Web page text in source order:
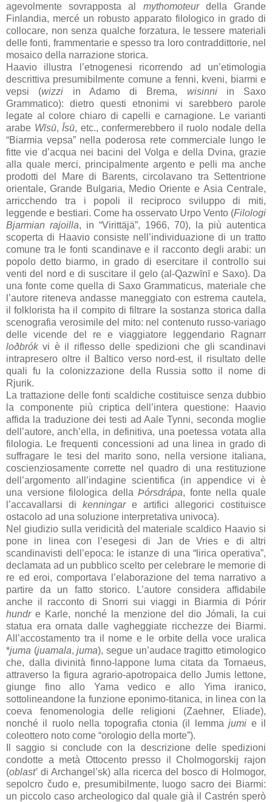
agevolmente sovrapposta al mythomoteurdella Grande
Finlandia, mercé un robusto apparato filologico in grado di
collocare, non senza qualche forzatura, le tessere materiali
delle fonti, frammentarie e spesso tra loro contraddittorie, nel
mosaico della narrazione storica.
Haavio illustra l’etnogenesi ricorrendo ad un’etimologia
descrittiva presumibilmente comune a fenni, kveni, biarmi e
vepsi (wizzi in Adamo di Brema, wisinni in Saxo
Grammatico): dietro questi etnonimi vi sarebbero parole
legate al colore chiaro di capelli e carnagione. Le varianti
arabe Wīsū, Īsū, etc., confermerebbero il ruolo nodale della
“Biarmia vepsa” nella poderosa rete commerciale lungo le
fitte vie d’acqua nei bacini del Volga e della Dvina, grazie
alla quale merci, principalmente argento e pelli ma anche
prodotti del Mare di Barents, circolavano tra Settentrione
orientale, Grande Bulgaria, Medio Oriente e Asia Centrale,
arricchendo tra i popoli il reciproco sviluppo di miti,
leggende e bestiari. Come ha osservato Urpo Vento (Filologi
Bjarmian rajoilla, in “Virittäjä”, 1966, 70), la più autentica
scoperta di Haavio consiste nell’individuazione di un tratto
comune tra le fonti scandinave e il racconto degli arabi: un
popolo detto biarmo, in grado di esercitare il controllo sui
venti del nord e di suscitare il gelo (al-Qazwīnī e Saxo). Da
una fonte come quella di Saxo Grammaticus, materiale che
l’autore riteneva andasse maneggiato con estrema cautela,
il folklorista ha il compito di filtrare la sostanza storica dalla
scenografia verosimile del mito: nel contenuto russo-variago
delle vicende del re e viaggiatore leggendario Ragnarr
loðbrókvi è il riflesso delle spedizioni che gli scandinavi
intrapresero oltre il Baltico verso nord-est, il risultato delle
quali fu la colonizzazione della Russia sotto il nome di
Rjurik.
La trattazione delle fonti scaldiche costituisce senza dubbio
la componente più criptica dell’intera questione: Haavio
affida la traduzione dei testi ad Aale Tynni, seconda moglie
dell’autore, anch’ella, in definitiva, una poetessa votata alla
filologia. Le frequenti concessioni ad una linea in grado di
suffragare le tesi del marito sono, nella versione italiana,
coscienziosamente corrette nel quadro di una restituzione
dell’argomento all’indagine scientifica (in appendice vi è
una versione filologica dellaÞórsdrápa, fonte nella quale
l’accavallarsi di kenningare artifici allegorici costituisce
ostacolo ad una soluzione interpretativa univoca).
Nel giudizio sulla veridicità del materiale scaldico Haavio si
pone in linea con l’esegesi di Jan de Vries e di altri
scandinavisti dell’epoca: le istanze di una “lirica operativa”,
declamata ad un pubblico scelto per celebrare le memorie di
re ed eroi, comportava l’elaborazione del tema narrativo a
partire da un fatto storico. L’autore considera affidabile
anche il racconto di Snorri sui viaggi in Biarmia di Þórir
hundre Karle, nonché la menzione del dio Jómali, la cui
statua era ornata dalle vagheggiate ricchezze dei Biarmi.
All’accostamento tra il nome e le orbite della voce uralica
*juma (juamala,juma), segue un’audace tragitto etimologico
che, dalla divinità finno-lappone Iuma citata da Tornaeus,
attraverso la figura agrario-apotropaica dello Jumis lettone,
giunge fino allo Yama vedico e allo Yima iranico,
sottolineandone la funzione eponimo-titanica, in linea con la
coeva fenomenologia delle religioni (Zaehner, Eliade),
nonché il ruolo nella topografia ctonia (il lemmajumi e il
coleottero noto come “orologio della morte”).
Il saggio si conclude con la descrizione delle spedizioni
condotte a metà Ottocento presso il Cholmogorskij rajon
(oblast’ di Archangel’sk) alla ricerca del bosco di Holmogor,
sepolcro čudo e, presumibilmente, luogo sacro dei Biarmi:
un piccolo caso archeologico dal quale già il Castrén sperò